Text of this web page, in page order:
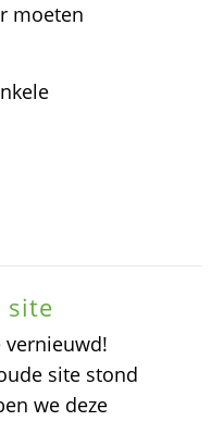
moeten
site
vernieuwd!
site stond
we deze